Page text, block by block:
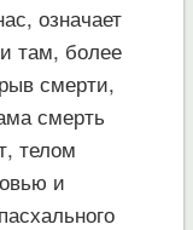
означает
там, более
смерти,
смерть
телом
и